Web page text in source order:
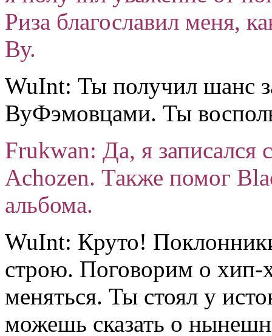
Риза благославил меня,
Ву.
WuInt: Ты получил шанс
ВуФэмовцами. Ты
Frukwan: Да, я
Achozen. Также помог
альбома.
WuInt: Круто!
строю. Поговорим о хип-
меняться. Ты стоял у
можешь сказать о